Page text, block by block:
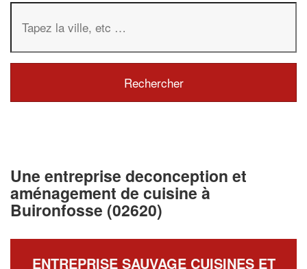
Une entreprise deconception et
aménagement de cuisine à
Buironfosse (02620)
ENTREPRISE SAUVAGE CUISINES ET